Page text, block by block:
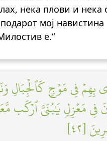
нека плови и нека
мој навистина
е.“
بِهِمۡ فِي مَوۡجٖ كَٱلۡجِبَالِ
فِي مَعۡزِلٖ يَٰبُنَيَّ ٱرۡكَب
[٤٢]